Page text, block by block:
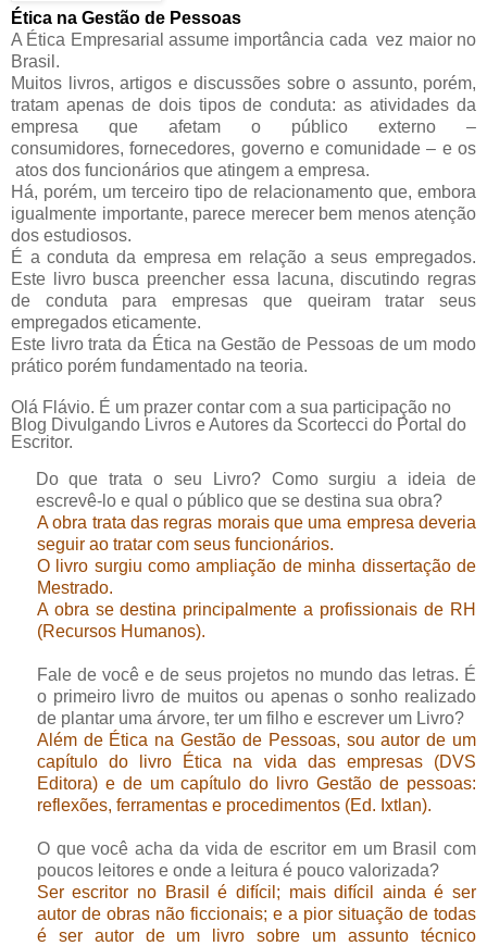
Ética na Gestão de Pessoas
A Ética Empresarial assume importância cadavez maior no
Brasil.
Muitos livros, artigos e discussões sobre o assunto, porém,
tratam apenas de dois tiposde conduta: as atividades da
empresa que afetam o público externo –
consumidores,fornecedores, governo e comunidade – e os
atos dos funcionários que atingem a empresa.
Há, porém, um terceiro tipo de relacionamento que, embora
igualmente importante, parece merecer bem menos atenção
dos estudiosos.
É a conduta da empresa em relação a seus empregados.
Este livro busca preencher essa lacuna, discutindo regras
de conduta para empresas que queiram tratar seus
empregados eticamente.
Este livro trata da Ética na Gestão de Pessoas de um modo
prático porém fundamentado na teoria.
Olá Flávio. É um prazer contar com a sua participação no
Blog Divulgando Livros e Autores da Scortecci do Portal do
Escritor.
Do que trata o seu Livro? Como surgiu a ideia de
escrevê-lo e qual o público que se destina sua obra?
A obra trata das regras morais que uma empresa deveria
seguir ao tratar com seus funcionários.
O livro surgiu como ampliação de minha dissertação de
Mestrado.
A obra se destina principalmente a profissionais de RH
(Recursos Humanos).
Fale de você e de seus projetos no mundo das letras. É
o primeiro livro de muitos ou apenas o sonho realizado
de plantar uma árvore, ter um filho e escrever um Livro?
Além de Ética na Gestão de Pessoas, sou autor de um
capítulo do livro Ética na vida das empresas (DVS
Editora) e de um capítulo do livro Gestão de pessoas:
reflexões, ferramentas e procedimentos (Ed. Ixtlan).
O que você acha da vida de escritor em um Brasil com
poucos leitores e onde a leitura é pouco valorizada?
Ser escritor no Brasil é difícil; mais difícil ainda é ser
autor de obras não ficcionais; e a pior situação de todas
é ser autor de um livro sobre um assunto técnico